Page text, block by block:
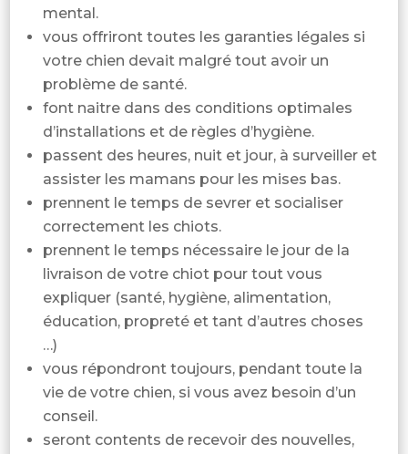
mental.
vous offriront toutes les garanties légales si
votre chien devait malgré tout avoir un
problème de santé.
font naitre dans des conditions optimales
d’installations et de règles d’hygiène.
passent des heures, nuit et jour, à surveiller et
assister les mamans pour les mises bas.
prennent le temps de sevrer et socialiser
correctement les chiots.
prennent le temps nécessaire le jour de la
livraison de votre chiot pour tout vous
expliquer (santé, hygiène, alimentation,
éducation, propreté et tant d’autres choses
…)
vous répondront toujours, pendant toute la
vie de votre chien, si vous avez besoin d’un
conseil.
seront contents de recevoir des nouvelles,